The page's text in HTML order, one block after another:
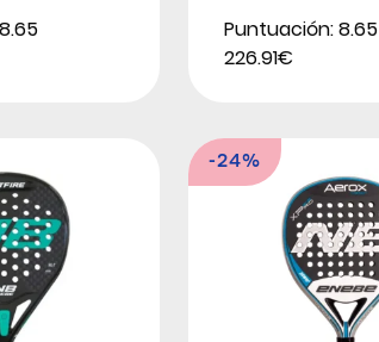
Puntuación: 8.65
226.91€
-24%